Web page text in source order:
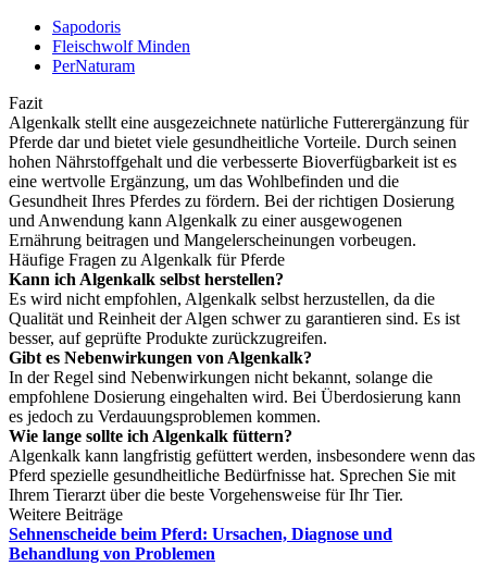
Sapodoris
Fleischwolf Minden
PerNaturam
Fazit
Algenkalk stellt eine ausgezeichnete natürliche Futterergänzung für
Pferde dar und bietet viele gesundheitliche Vorteile. Durch seinen
hohen Nährstoffgehalt und die verbesserte Bioverfügbarkeit ist es
eine wertvolle Ergänzung, um das Wohlbefinden und die
Gesundheit Ihres Pferdes zu fördern. Bei der richtigen Dosierung
und Anwendung kann Algenkalk zu einer ausgewogenen
Ernährung beitragen und Mangelerscheinungen vorbeugen.
Häufige Fragen zu Algenkalk für Pferde
Kann ich Algenkalk selbst herstellen?
Es wird nicht empfohlen, Algenkalk selbst herzustellen, da die
Qualität und Reinheit der Algen schwer zu garantieren sind. Es ist
besser, auf geprüfte Produkte zurückzugreifen.
Gibt es Nebenwirkungen von Algenkalk?
In der Regel sind Nebenwirkungen nicht bekannt, solange die
empfohlene Dosierung eingehalten wird. Bei Überdosierung kann
es jedoch zu Verdauungsproblemen kommen.
Wie lange sollte ich Algenkalk füttern?
Algenkalk kann langfristig gefüttert werden, insbesondere wenn das
Pferd spezielle gesundheitliche Bedürfnisse hat. Sprechen Sie mit
Ihrem Tierarzt über die beste Vorgehensweise für Ihr Tier.
Weitere Beiträge
Sehnenscheide beim Pferd: Ursachen, Diagnose und
Behandlung von Problemen